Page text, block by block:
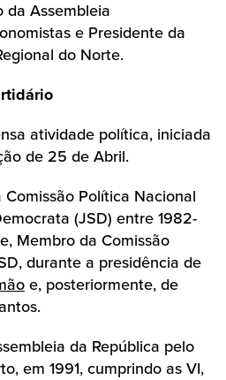
da Assembleia
e Presidente da
do Norte.
atividade política, iniciada
de 25 de Abril.
Política Nacional
(JSD) entre 1982-
Membro da Comissão
durante a presidência de
e, posteriormente, de
da República pelo
em 1991, cumprindo as VI,